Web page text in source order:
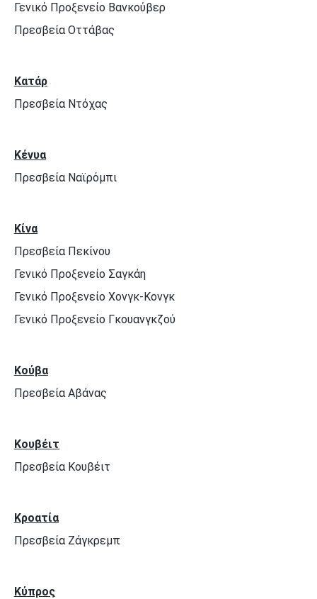
Γενικό Προξενείο Βανκούβερ
Πρεσβεία Οττάβας
Κατάρ
Πρεσβεία Ντόχας
Κένυα
Πρεσβεία Ναϊρόμπι
Κίνα
Πρεσβεία Πεκίνου
Γενικό Προξενείο Σαγκάη
Γενικό Προξενείο Χονγκ-Κονγκ
Γενικό Προξενείο Γκουανγκζού
Κούβα
Πρεσβεία Αβάνας
Κουβέιτ
Πρεσβεία Κουβέιτ
Κροατία
Πρεσβεία Ζάγκρεμπ
Κύπρος